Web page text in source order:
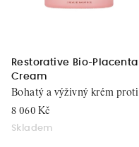
Restorative Bio-Placenta
Cream
8 060 Kč
Skladem
Bohatý a výživný krém proti
stárnutí pleti, 50 ml